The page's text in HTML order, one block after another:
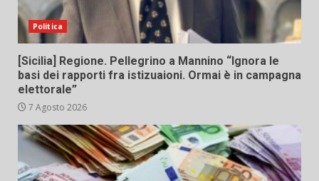
Politica
[Sicilia] Regione. Pellegrino a Mannino “Ignora le
basi dei rapporti fra istizuaioni. Ormai è in campagna
elettorale”
7 Agosto 2026